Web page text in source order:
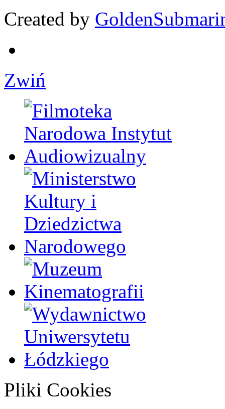
Created by
Zwiń
Pliki Cookies